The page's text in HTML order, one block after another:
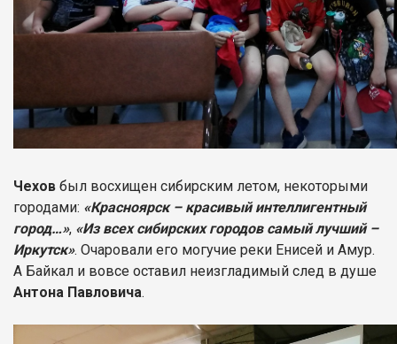
Чехов был восхищен сибирским летом, некоторыми
городами: «Красноярск – красивый интеллигентный
город…», «Из всех сибирских городов самый лучший –
Иркутск». Очаровали его могучие реки Енисей и Амур.
А Байкал и вовсе оставил неизгладимый след в душе
Антона Павловича.